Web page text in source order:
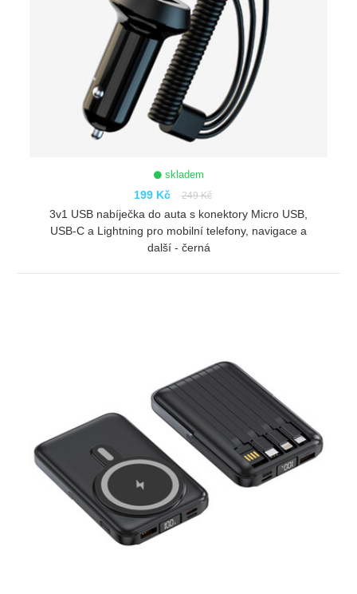
skladem
199 Kč 249 Kč
3v1 USB nabíječka do auta s konektory Micro USB,
USB-C a Lightning pro mobilní telefony, navigace a
další - černá